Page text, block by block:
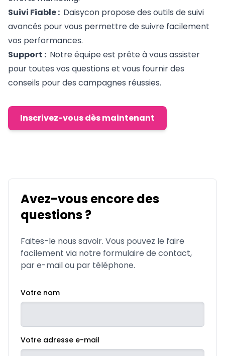
Suivi Fiable : Daisycon propose des outils de suivi
avancés pour vous permettre de suivre facilement
vos performances.
Support : Notre équipe est prête à vous assister
pour toutes vos questions et vous fournir des
conseils pour des campagnes réussies.
Inscrivez-vous dès maintenant
Avez-vous encore des
questions ?
Faites-le nous savoir. Vous pouvez le faire
facilement via notre formulaire de contact,
par e-mail ou par téléphone.
Votre nom
Votre adresse e-mail